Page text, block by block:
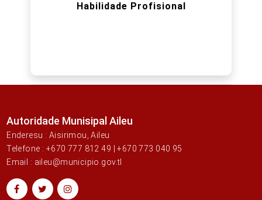
Habilidade Profisional
Autoridade Munisipal Aileu
Enderesu : Aisirimou, Aileu
Telefone : +670 777 812 49 | +670 773 040 95
Email : aileu@municipio.gov.tl